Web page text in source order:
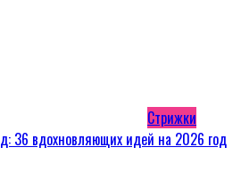
Стрижки
36 вдохновляющих идей на 2026 год